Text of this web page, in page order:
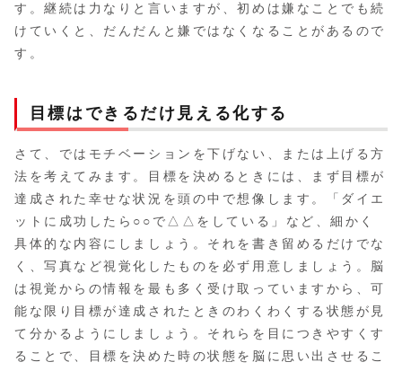
す。継続は力なりと言いますが、初めは嫌なことでも続
けていくと、だんだんと嫌ではなくなることがあるので
す。
目標はできるだけ見える化する
さて、ではモチベーションを下げない、または上げる方
法を考えてみます。目標を決めるときには、まず目標が
達成された幸せな状況を頭の中で想像します。「ダイエ
ットに成功したら○○で△△をしている」など、細かく
具体的な内容にしましょう。それを書き留めるだけでな
く、写真など視覚化したものを必ず用意しましょう。脳
は視覚からの情報を最も多く受け取っていますから、可
能な限り目標が達成されたときのわくわくする状態が見
て分かるようにしましょう。それらを目につきやすくす
ることで、目標を決めた時の状態を脳に思い出させるこ